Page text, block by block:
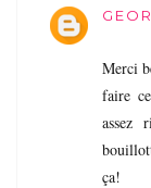
Merci
faire
assez
ça!